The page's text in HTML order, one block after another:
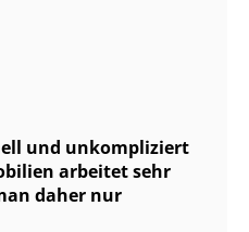
und unkompliziert
arbeitet sehr
daher nur